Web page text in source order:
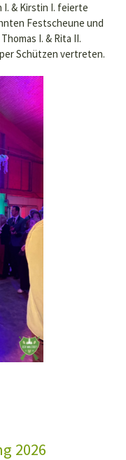
I. & Kirstin I. feierte
Festscheune und
I. & Rita II.
Schützen vertreten.
2026